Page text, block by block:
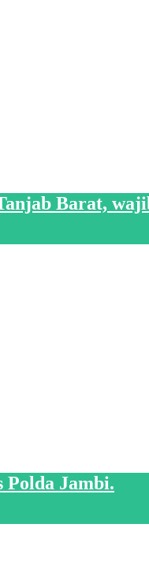
Barat,
Polda Jambi.